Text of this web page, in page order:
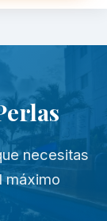
necesitas
máximo